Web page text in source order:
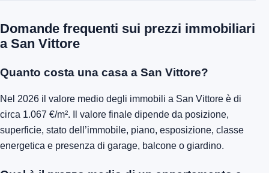
Domande frequenti sui prezzi immobiliari
a San Vittore
Quanto costa una casa a San Vittore?
Nel 2026 il valore medio degli immobili a San Vittore è di
circa 1.067 €/m². Il valore finale dipende da posizione,
superficie, stato dell’immobile, piano, esposizione, classe
energetica e presenza di garage, balcone o giardino.